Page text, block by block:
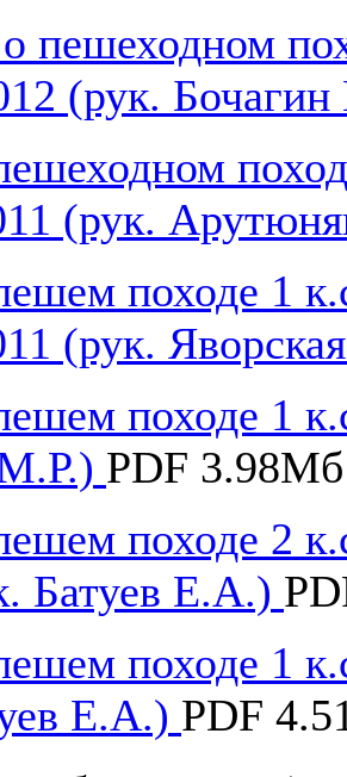
пешеходном
(рук.
(рук.
походе 1
(рук.
походе 1
PDF 3.98Мб
походе 2
Батуев Е.А.)
походе 1
Е.А.) PDF